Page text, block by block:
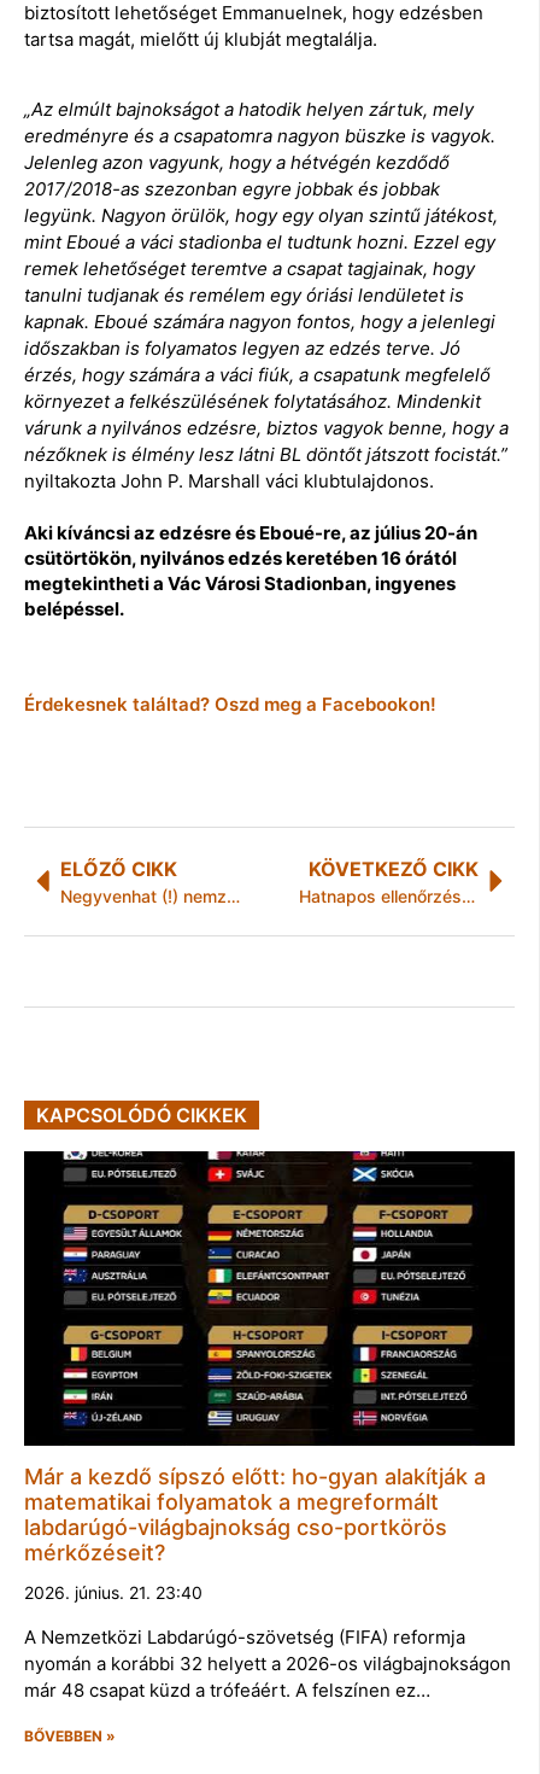
biztosított lehetőséget Emmanuelnek, hogy edzésben
tartsa magát, mielőtt új klubját megtalálja.
„Az elmúlt bajnokságot a hatodik helyen zártuk, mely
eredményre és a csapatomra nagyon büszke is vagyok.
Jelenleg azon vagyunk, hogy a hétvégén kezdődő
2017/2018-as szezonban egyre jobbak és jobbak
legyünk. Nagyon örülök, hogy egy olyan szintű játékost,
mintEboué a váci stadionba el tudtunk hozni. Ezzel egy
remek lehetőséget teremtve a csapat tagjainak, hogy
tanulni tudjanak és remélem egy óriási lendületet is
kapnak. Eboué számára nagyon fontos, hogy a jelenlegi
időszakban is folyamatos legyen az edzés terve. Jó
érzés, hogy számára a váci fiúk, a csapatunk megfelelő
környezet a felkészülésének folytatásához. Mindenkit
várunk a nyilvános edzésre, biztos vagyok benne, hogy a
nézőknek is élmény lesz látni BL döntőt játszott focistát.”
nyiltakozta John P. Marshall váci klubtulajdonos.
Aki kíváncsiaz edzésreés Eboué-re, az július 20-án
csütörtökön,nyilvános edzés keretében 16 órától
megtekintheti a Vác Városi Stadionban, ingyenes
belépéssel.
Érdekesnek találtad? Oszd meg a Facebookon!
ELŐZŐ CIKK
Negyvenhat (!) nemzet sportolói Tiszaújvárosban
KÖVETKEZŐ CIKK
Hatnapos ellenőrzés-sorozatot tartott a fővárosi „Bulinegyedben” a NAV és a NÉBIH
KAPCSOLÓDÓ CIKKEK
Már a kezdő sípszó előtt: ho-gyan alakítják a
matematikai folyamatok a megreformált
labdarúgó-világbajnokság cso-portkörös
mérkőzéseit?
2026. június. 21. 23:40
A Nemzetközi Labdarúgó-szövetség (FIFA) reformja
nyomán a korábbi 32 helyett a 2026-os világbajnokságon
már 48 csapat küzd a trófeáért. A felszínen ez…
BŐVEBBEN »